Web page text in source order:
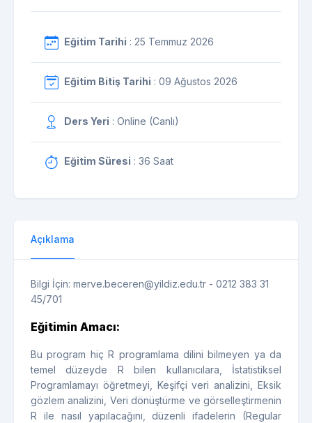
Eğitim Tarihi : 25 Temmuz 2026
Eğitim Bitiş Tarihi : 09 Ağustos 2026
Ders Yeri : Online (Canlı)
Eğitim Süresi : 36 Saat
Açıklama
Bilgi İçin: merve.beceren@yildiz.edu.tr - 0212 383 31
45/701
Eğitimin Amacı:
Bu program hiç R programlama dilini bilmeyen ya da
temel düzeyde R bilen kullanıcılara, İstatistiksel
Programlamayı öğretmeyi, Keşifçi veri analizini, Eksik
gözlem analizini, Veri dönüştürme ve görselleştirmenin
R ile nasıl yapılacağını, düzenli ifadelerin (Regular